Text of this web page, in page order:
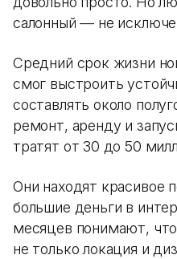
салонный — не
Средний срок жизни
смог выстроить
составлять около
ремонт, аренду и
тратят от 30 до 50
Они находят красивое
большие деньги в
месяцев понимают,
не только локация и